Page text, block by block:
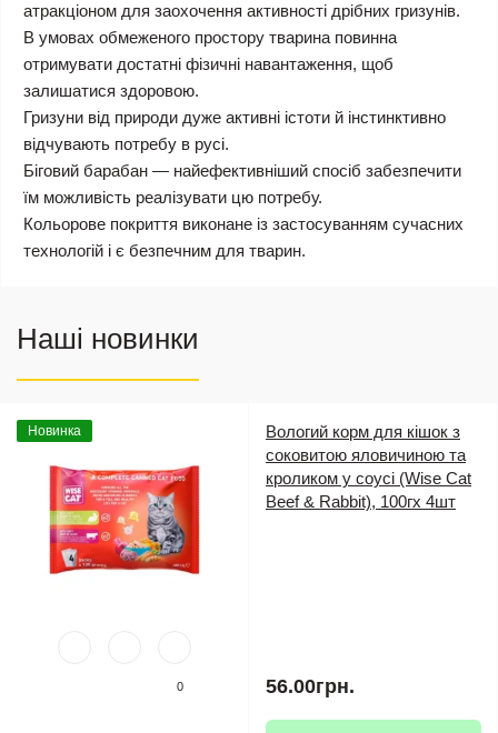
атракціоном для заохочення активності дрібних гризунів.
В умовах обмеженого простору тварина повинна
отримувати достатні фізичні навантаження, щоб
залишатися здоровою.
Гризуни від природи дуже активні істоти й інстинктивно
відчувають потребу в русі.
Біговий барабан — найефективніший спосіб забезпечити
їм можливість реалізувати цю потребу.
Кольорове покриття виконане із застосуванням сучасних
технологій і є безпечним для тварин.
Наші новинки
Новинка
0
Вологий корм для кішок з
соковитою яловичиною та
кроликом у соусі (Wise Cat
Beef & Rabbit), 100гх 4шт
56.00грн.